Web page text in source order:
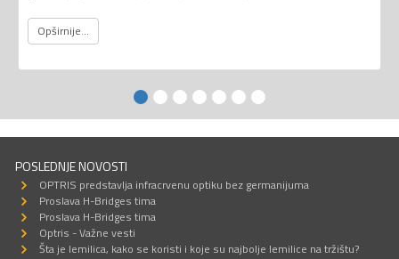
Opširnije...
POSLEDNJE NOVOSTI
OPTRIS predstavlja infracrvenu optiku bez germanijuma
Proslava H-Bridges tima
Proslava H-Bridges tima
Optris - Važne vesti
Šta je lemilica, kako se koristi i koje su najbolje lemilice na tržištu?